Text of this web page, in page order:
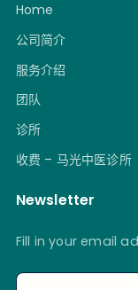
Home
公司简介
服务介绍
团队
诊所
收费 – 马光中医诊所
Newsletter
Fill in your email